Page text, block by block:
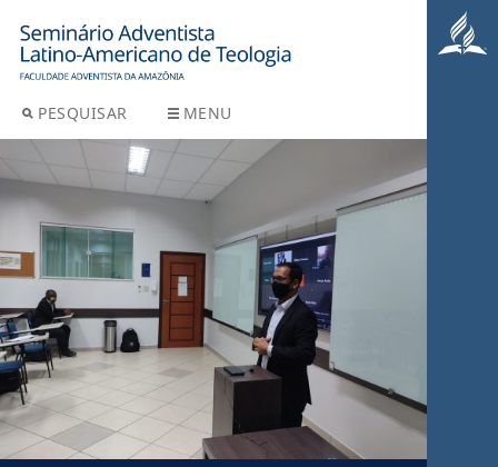
PESQUISAR MENU